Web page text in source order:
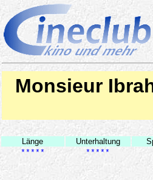
Monsieur
Länge Unterhaltung
*****
*****